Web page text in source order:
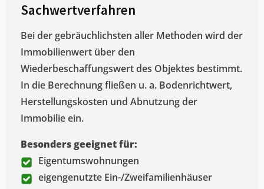
Sachwertverfahren
Bei der gebräuchlichsten aller Methoden wird der
Immobilienwert über den
Wiederbeschaffungswert des Objektes bestimmt.
In die Berechnung fließen u. a. Bodenrichtwert,
Herstellungskosten und Abnutzung der
Immobilie ein.
Besonders geeignet für:
Eigentumswohnungen
eigengenutzte Ein-/Zweifamilienhäuser